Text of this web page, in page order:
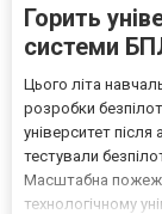
Горить
системи
Цього літа
розробки
університет
тестували
Масштабна
технологічному